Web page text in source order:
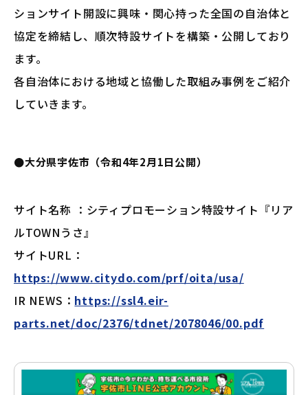
ションサイト開設に興味・関心持った全国の自治体と
協定を締結し、順次特設サイトを構築・公開しており
ます。
各自治体における地域と協働した取組み事例をご紹介
していきます。
●大分県宇佐市（令和4年2月1日公開）
サイト名称 ：シティプロモーション特設サイト『リア
ルTOWNうさ』
サイトURL：
https://www.citydo.com/prf/oita/usa/
IR NEWS： https://ssl4.eir-
parts.net/doc/2376/tdnet/2078046/00.pdf